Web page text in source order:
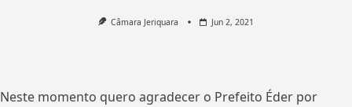
Câmara Jeriquara Jun 2, 2021
Neste momento quero agradecer o Prefeito Éder por